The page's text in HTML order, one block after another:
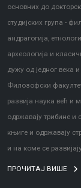
основних до
студијских група -
андрагогија,
археологија и
дужу од једног века
Филозофски
развија наука већ и
одржавају трибине
књиге и одржавају
и на коме се
ПРОЧИТАЈ ВИШЕ